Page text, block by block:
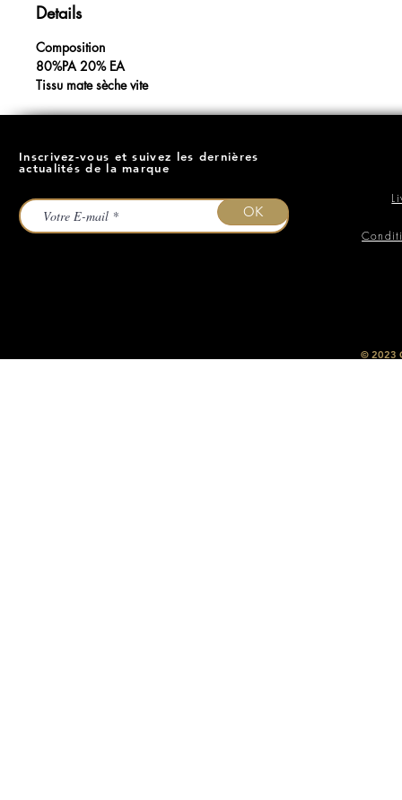
Details
Composition
80%PA 20% EA
Tissu mate sèche vite
Inscrivez-vous et suivez les dernières
actualités de la marque
OK
​© 2023